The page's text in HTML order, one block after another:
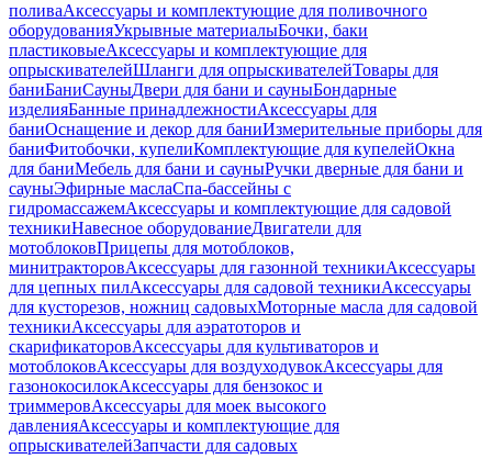
поливаАксессуары и комплектующие для поливочного
оборудованияУкрывные материалыБочки, баки
пластиковыеАксессуары и комплектующие для
опрыскивателейШланги для опрыскивателейТовары для
баниБаниСауныДвери для бани и сауныБондарные
изделияБанные принадлежностиАксессуары для
баниОснащение и декор для баниИзмерительные приборы для
баниФитобочки, купелиКомплектующие для купелейОкна
для баниМебель для бани и сауныРучки дверные для бани и
сауныЭфирные маслаСпа-бассейны с
гидромассажемАксессуары и комплектующие для садовой
техникиНавесное оборудованиеДвигатели для
мотоблоковПрицепы для мотоблоков,
минитракторовАксессуары для газонной техникиАксессуары
для цепных пилАксессуары для садовой техникиАксессуары
для кусторезов, ножниц садовыхМоторные масла для садовой
техникиАксессуары для аэратоторов и
скарификаторовАксессуары для культиваторов и
мотоблоковАксессуары для воздуходувокАксессуары для
газонокосилокАксессуары для бензокос и
триммеровАксессуары для моек высокого
давленияАксессуары и комплектующие для
опрыскивателейЗапчасти для садовых